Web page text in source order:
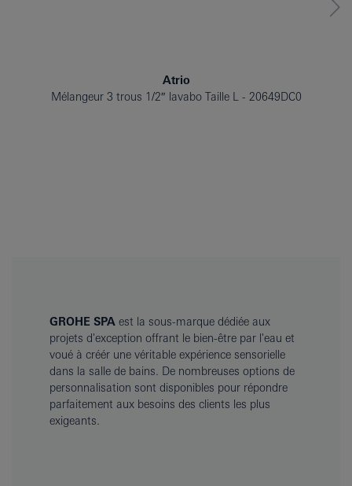
Atrio
Mélangeur 3 trous 1/2″ lavabo Taille L
20649DC0
GROHE SPA est la sous-marque dédiée aux
projets d'exception offrant le bien-être par l'eau et
voué à créér une véritable expérience sensorielle
dans la salle de bains. De nombreuses options de
personnalisation sont disponibles pour répondre
parfaitement aux besoins des clients les plus
exigeants.